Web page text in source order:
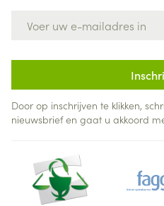
Door op inschrijven te klikken,
nieuwsbrief en gaat u akkoord